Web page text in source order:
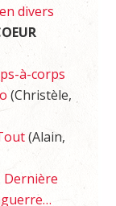
divers
à-corps
(Christèle,
(Alain,
Dernière